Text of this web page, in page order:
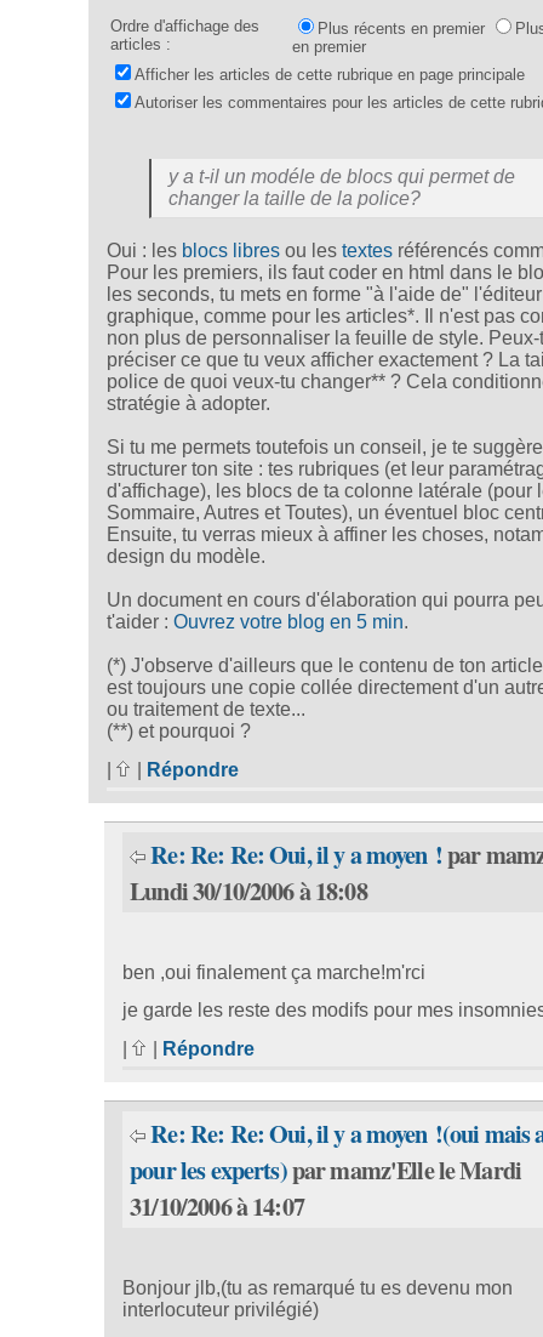
Ordre d'affichage des
articles :
Plus récents en premier
en premier
Afficher les articles de cette rubrique en page principale
Autoriser les commentaires pour les articles de cette
y a t-il un modéle de blocs qui permet de
changer la taille de la police?
Oui : les blocs libres ou lestextes référencés
Pour les premiers, ils faut coder en html dans le
les seconds, tu mets en forme "à l'aide de" l'éditeur
graphique, comme pour les articles*. Il n'est pas
non plus de personnaliser la feuille de style. Peux-
préciser ce que tu veux afficher exactement ? La
police de quoi veux-tu changer** ? Cela
stratégie à adopter.
Si tu me permets toutefois un conseil, je te
structurer ton site : tes rubriques (et leur
d'affichage), les blocs de ta colonne latérale (pour
Sommaire, Autres et Toutes), un éventuel bloc
Ensuite, tu verras mieux à affiner les choses,
design du modèle.
Un document en cours d'élaboration qui pourra
t'aider :Ouvrez votre blog en 5 min.
(*) J'observe d'ailleurs que le contenu de ton
est toujours une copie collée directement d'un
ou traitement de texte...
(**) et pourquoi ?
|
Répondre
Re: Re: Re: Oui, il y a moyen !par
Lundi 30/10/2006 à 18:08
ben ,oui finalement ça marche!m'rci
je garde les reste des modifs pour mes
|
Répondre
Re: Re: Re: Oui, il y a moyen !(oui mais
pour les experts)par mamz'Elle le Mardi
31/10/2006 à 14:07
Bonjour jlb,(tu as remarqué tu es devenu mon
interlocuteur privilégié)